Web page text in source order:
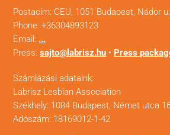
Postacím: CEU, 1051 Budapest, Nádor
Phone: +36304893123
Email: ...
Press:sajto@labrisz.hu • Press
Számlázási adataink:
Labrisz Lesbian Association
Székhely: 1084 Budapest, Német utca
Adószám: 18169012-1-42